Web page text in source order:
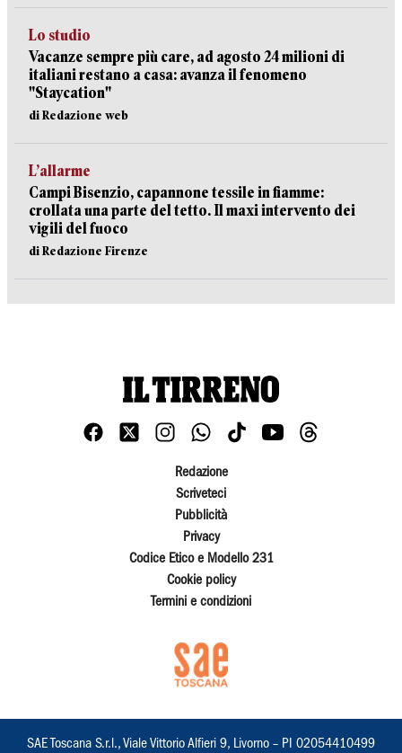
Lo studio
Vacanze sempre più care, ad agosto 24 milioni di
italiani restano a casa: avanza il fenomeno
"Staycation"
di Redazione web
L’allarme
Campi Bisenzio, capannone tessile in fiamme:
crollata una parte del tetto. Il maxi intervento dei
vigili del fuoco
di Redazione Firenze
Redazione
Scriveteci
Pubblicità
Privacy
Codice Etico e Modello 231
Cookie policy
Termini e condizioni
SAE Toscana S.r.l., Viale Vittorio Alfieri 9, Livorno – PI 02054410499